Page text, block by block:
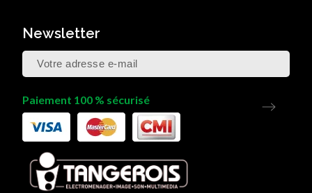
Newsletter
Paiement 100 % sécurisé